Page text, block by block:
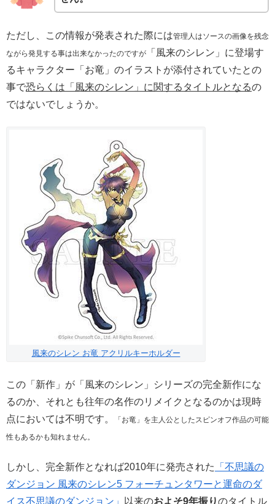
ただし、この情報が発表された際には管理人はソースの画像を残念
ながら発見する事は出来なかったのですが
「風来のシレン」に登場す
るキャラクター「お竜」のイラストが添付されていたとの
事で恐らくは「風来のシレン」に関するタイトルとなるの
ではないでしょうか。
風来のシレン お竜 アクリルキーホルダー
この「新作」が「風来のシレン」シリーズの完全新作にな
るのか、それとも往年の名作のリメイクとなるのかは現時
点においては不明です。
「お竜」を主人公としたスピンオフ作品の可能
性もあるかも知れません。
しかし、完全新作となれば2010年に発売された
「不思議の
ダンジョン 風来のシレン5 フォーチュンタワーと運命のダ
イス不思議のダンジョン」
以来のおよそ9年振りのタイトル